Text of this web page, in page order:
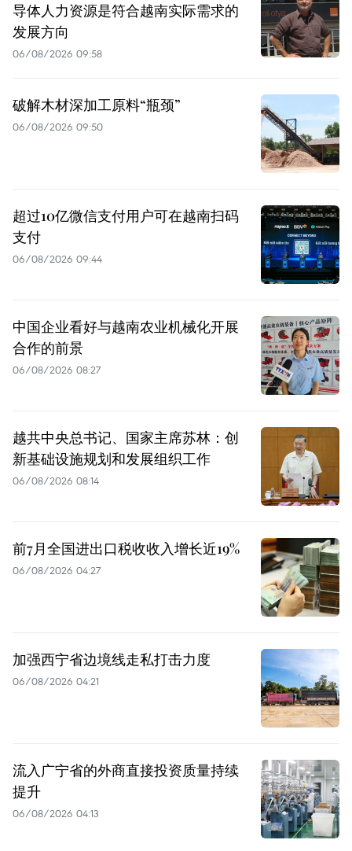
导体人力资源是符合越南实际需求的
发展方向
06/08/2026 09:58
破解木材深加工原料“瓶颈”
06/08/2026 09:50
超过10亿微信支付用户可在越南扫码
支付
06/08/2026 09:44
中国企业看好与越南农业机械化开展
合作的前景
06/08/2026 08:27
越共中央总书记、国家主席苏林：创
新基础设施规划和发展组织工作
06/08/2026 08:14
前7月全国进出口税收收入增长近19%
06/08/2026 04:27
加强西宁省边境线走私打击力度
06/08/2026 04:21
流入广宁省的外商直接投资质量持续
提升
06/08/2026 04:13